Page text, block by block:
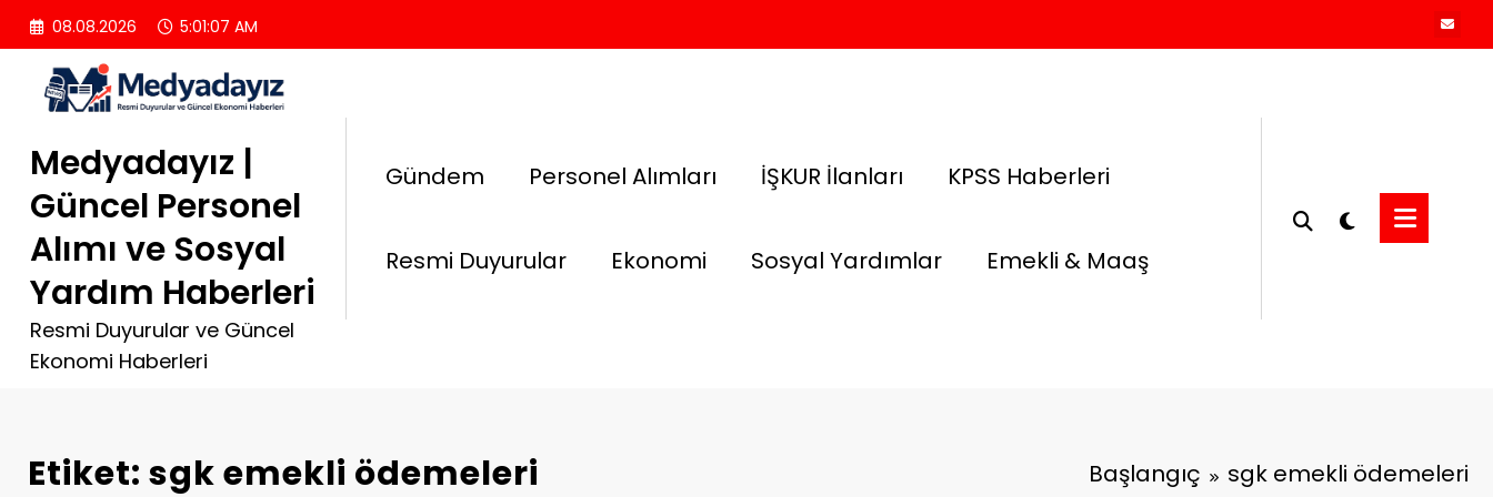
İçeriğe
atla
08.08.2026 5:01:08 AM
Medyadayız |
Güncel Personel
Alımı ve Sosyal
Yardım Haberleri
Resmi Duyurular ve Güncel
Ekonomi Haberleri
Gündem Personel Alımları İŞKUR İlanları KPSS Haberleri
Resmi Duyurular Ekonomi Sosyal Yardımlar Emekli & Maaş
Etiket: sgk emekli ödemeleri Başlangıç sgk emekli ödemeleri